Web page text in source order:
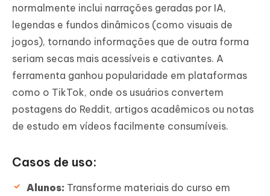
normalmente inclui narrações geradas por IA,
legendas e fundos dinâmicos (como visuais de
jogos), tornando informações que de outra forma
seriam secas mais acessíveis e cativantes. A
ferramenta ganhou popularidade em plataformas
como o TikTok, onde os usuários convertem
postagens do Reddit, artigos acadêmicos ou notas
de estudo em vídeos facilmente consumíveis.
Casos de uso:
Alunos: Transforme materiais do curso em